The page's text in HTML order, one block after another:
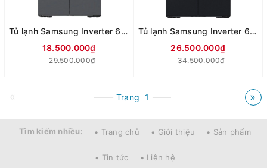
Tủ lạnh Samsung Inverter 649 lít Multi Door RF59C700ES9/SV
18.500.000₫
29.500.000₫
Tủ lạnh Samsung Inverter 648 lít Multi Door RF59C766FB1/SV
26.500.000₫
34.500.000₫
« Trang 1 »
Tìm kiếm nhiều: • Trang chủ • Giới thiệu • Sản phẩm
• Tin tức • Liên hệ